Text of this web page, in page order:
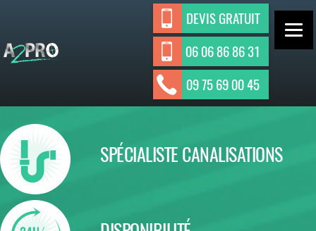
contenu
DEVIS GRATUIT
06 06 86 86 31
09 75 69 00 45
ASSAINISSEMENT INDIVIDUEL ET
COLLECTIF
SPÉCIALISTE CANALISATIONS